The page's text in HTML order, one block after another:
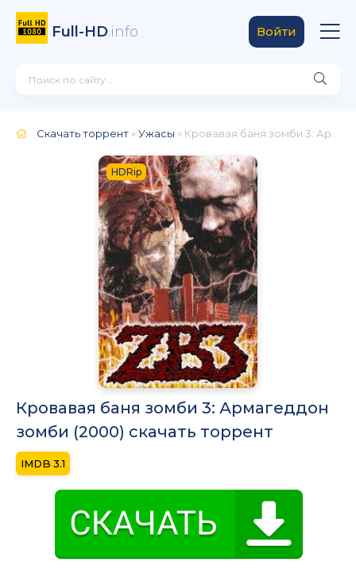
Full-HD.info Войти
Скачать торрент »Ужасы » Кровавая баня зомби 3: Армагеддон зомби
HDRip
Кровавая баня зомби 3: Армагеддон
зомби (2000) скачать торрент
3.1